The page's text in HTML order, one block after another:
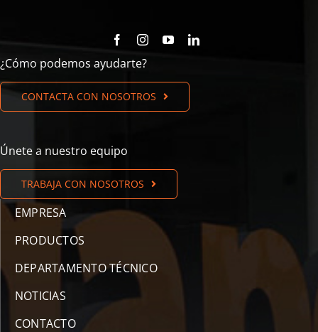
¿Cómo podemos ayudarte?
CONTACTA CON NOSOTROS
Únete a nuestro equipo
TRABAJA CON NOSOTROS
EMPRESA
PRODUCTOS
DEPARTAMENTO TÉCNICO
NOTICIAS
CONTACTO